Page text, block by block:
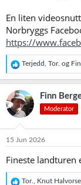
En liten
Norbryggs
https://
R
e
a
k
s
j
o
e
Terjedd Tor. og
Finn
Moderator
15 Jun 2026
Fineste landturen
R
Tor. Knut